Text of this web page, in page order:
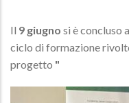
Il 9 giugno si è concluso a
ciclo di formazione
progetto "